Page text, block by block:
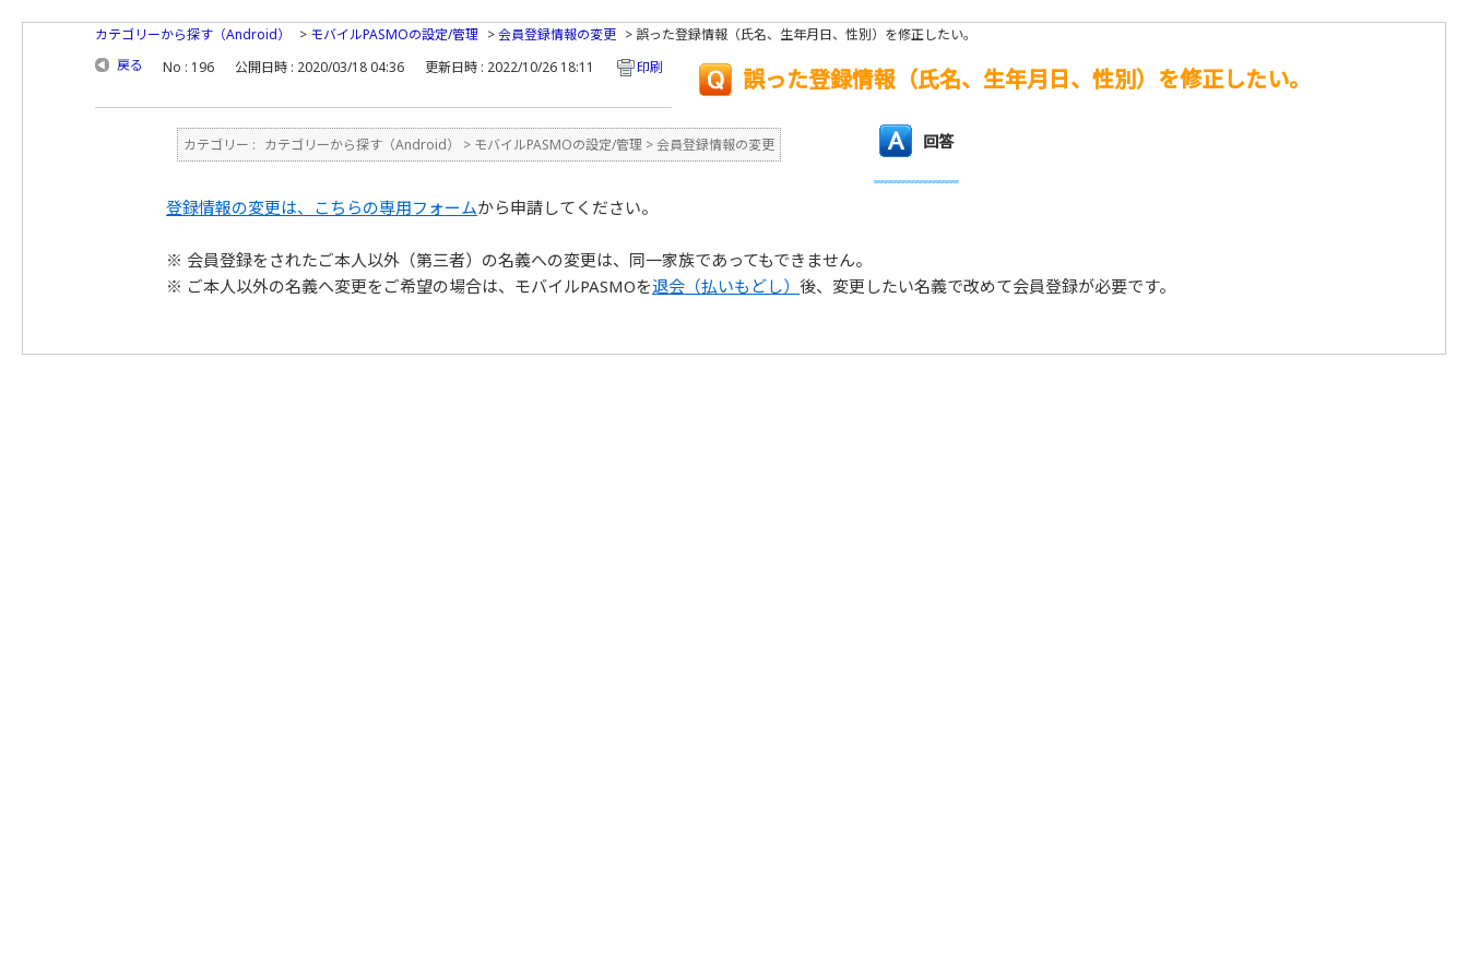
カテゴリーから探す（Android） > モバイルPASMOの設定/管理 >会員登録情報の変更 > 誤った登録情報（氏名、生年月日、性別）を修正したい。
戻る
No : 196 公開日時 : 2020/03/18 04:36 更新日時 : 2022/10/26 18:11 印刷 誤った登録情報（氏名、生年月日、性別）を修正したい。
カテゴリー : カテゴリーから探す（Android） > モバイルPASMOの設定/管理 >会員登録情報の変更 回答
登録情報の変更は、こちらの専用フォームから申請してください。
※ 会員登録をされたご本人以外（第三者）の名義への変更は、同一家族であってもできません。
※ ご本人以外の名義へ変更をご希望の場合は、モバイルPASMOを退会（払いもどし） 後、変更したい名義で改めて会員登録が必要です。